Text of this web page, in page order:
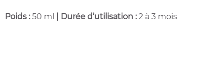
Poids :50 ml | Durée d’utilisation :2 à 3 mois